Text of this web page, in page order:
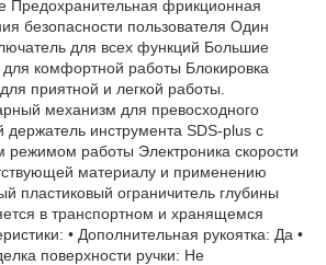
Предохранительная фрикционная
безопасности пользователя Один
для всех функций Большие
для комфортной работы Блокировка
приятной и легкой работы.
механизм для превосходного
инструмента SDS-plus с
режимом работы Электроника скорости
материалу и применению
пластиковый ограничитель глубины
в транспортном и хранящемся
• Дополнительная рукоятка: Да •
поверхности ручки: Не